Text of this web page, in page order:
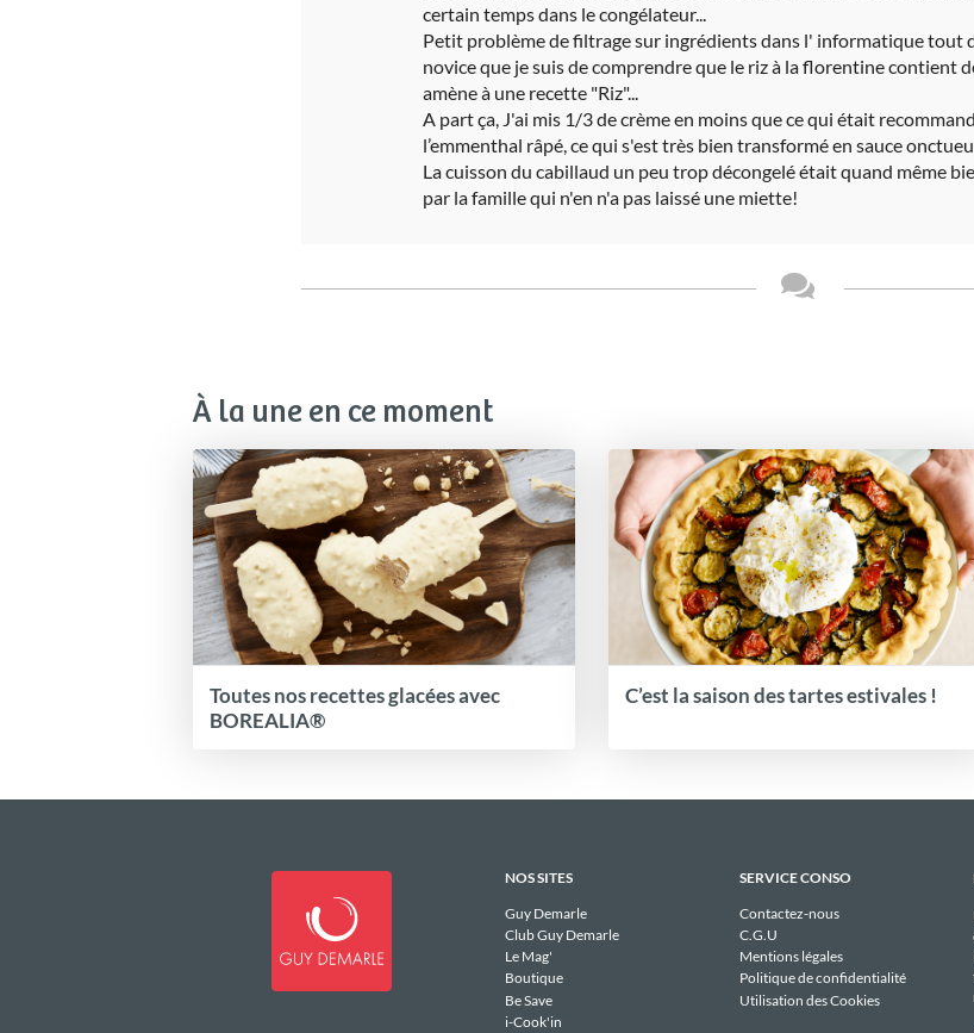
certain temps dans le congélateur...
Petit problème de filtrage sur ingrédients dans l' informatique tout
novice que je suis de comprendre que le riz à la florentine contient
amène à une recette "Riz"...
A part ça, J'ai mis 1/3 de crème en moins que ce qui était
l’emmenthal râpé, ce qui s'est très bien transformé en sauce
La cuisson du cabillaud un peu trop décongelé était quand même
par la famille qui n'en n'a pas laissé une miette!
À la une en ce moment
Toutes nos recettes glacées avec
BOREALIA®
C’est la saison des tartes estivales !
NOS SITES
Guy Demarle
Club Guy Demarle
Le Mag'
Boutique
Be Save
i-Cook'in
SERVICE CONSO
Contactez-nous
C.G.U
Mentions légales
Politique de confidentialité
Utilisation des Cookies